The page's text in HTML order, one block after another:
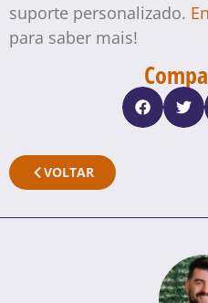
suporte personalizado.
para saber mais!
VOLTAR